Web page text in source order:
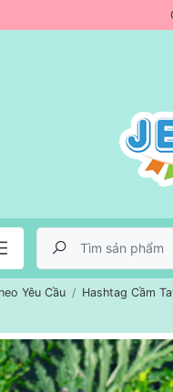
Yêu Cầu Hashtag Cầm